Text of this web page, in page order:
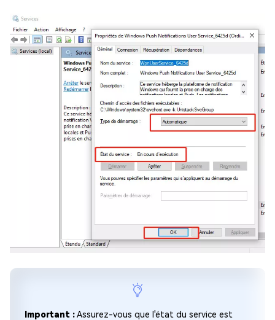
Important :Assurez-vous que l'état du service est